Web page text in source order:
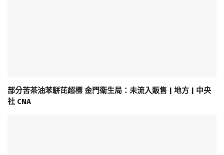
部分苦茶油苯駢芘超標 金門衛生局：未流入販售 | 地方 | 中央
社 CNA